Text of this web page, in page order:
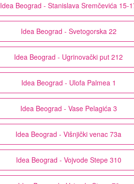
Idea Beograd - Stanislava Sremčevića 15-
Idea Beograd - Svetogorska 22
Idea Beograd - Ugrinovački put 212
Idea Beograd - Ulofa Palmea 1
Idea Beograd - Vase Pelagića 3
Idea Beograd - Višnjički venac 73a
Idea Beograd - Vojvode Stepe 310